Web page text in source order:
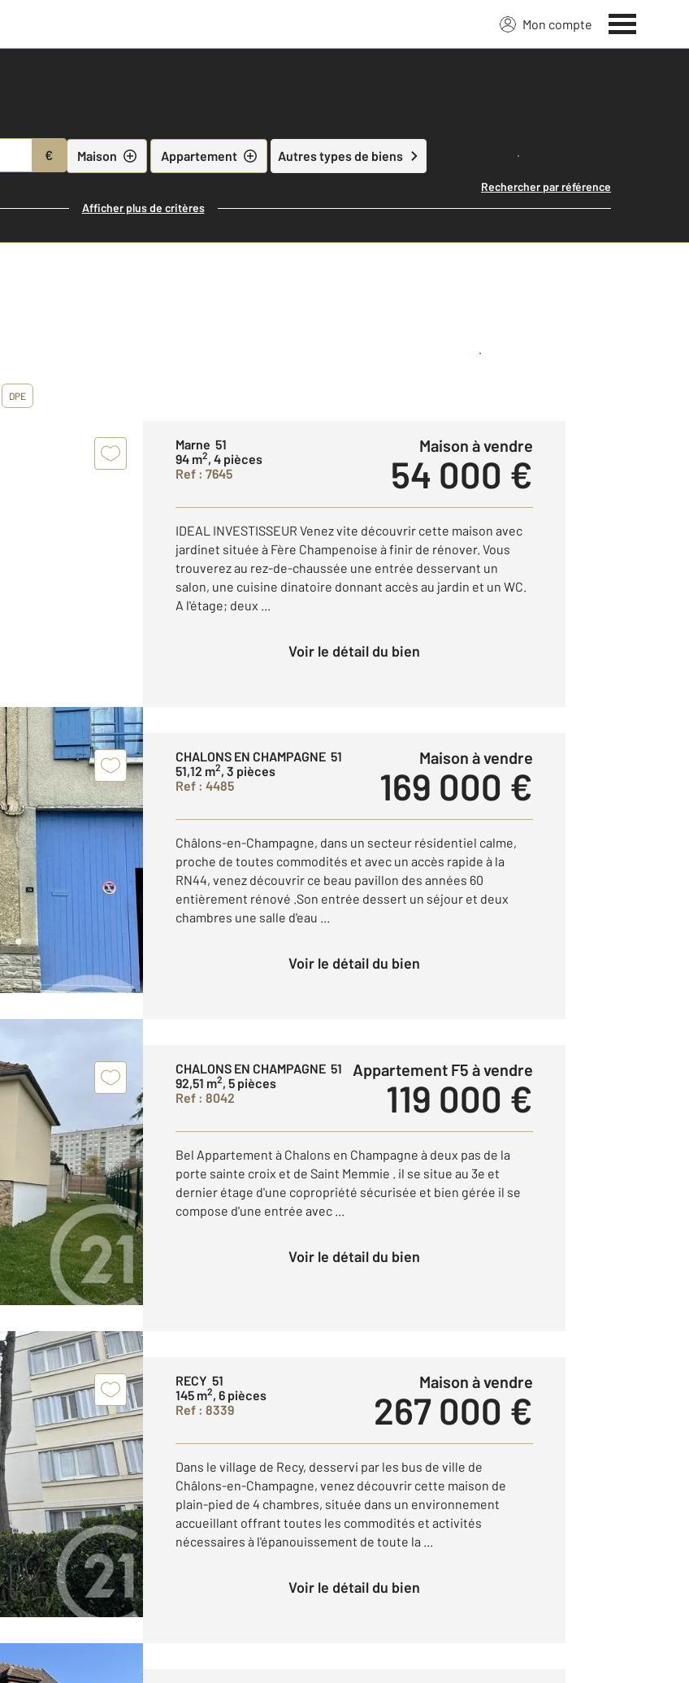
Mon compte
€ Maison Appartement Autres types de biens Lancer ma recherche
Rechercher par référence
Afficher plus de critères
Créer une alerte
DPE
Marne 51
94 m2, 4 pièces
Ref : 7645
Maison à vendre
54 000 €
IDEAL INVESTISSEUR Venez vite découvrir cette maison avec
jardinet située à Fère Champenoise à finir de rénover. Vous
trouverez au rez-de-chaussée une entrée desservant un
salon, une cuisine dinatoire donnant accès au jardin et un WC.
A l'étage; deux ...
Voir le détail du bien
CHALONS EN CHAMPAGNE 51
51,12 m2, 3 pièces
Ref : 4485
Maison à vendre
169 000 €
Châlons-en-Champagne, dans un secteur résidentiel calme,
proche de toutes commodités et avec un accès rapide à la
RN44, venez découvrir ce beau pavillon des années 60
entièrement rénové .Son entrée dessert un séjour et deux
chambres une salle d'eau ...
Voir le détail du bien
CHALONS EN CHAMPAGNE 51
92,51 m2, 5 pièces
Ref : 8042
Appartement F5 à vendre
119 000 €
Bel Appartement à Chalons en Champagne à deux pas de la
porte sainte croix et de Saint Memmie . il se situe au 3e et
dernier étage d'une copropriété sécurisée et bien gérée il se
compose d'une entrée avec ...
Voir le détail du bien
RECY 51
145 m2, 6 pièces
Ref : 8339
Maison à vendre
267 000 €
Dans le village de Recy, desservi par les bus de ville de
Châlons-en-Champagne, venez découvrir cette maison de
plain-pied de 4 chambres, située dans un environnement
accueillant offrant toutes les commodités et activités
nécessaires à l'épanouissement de toute la ...
Voir le détail du bien